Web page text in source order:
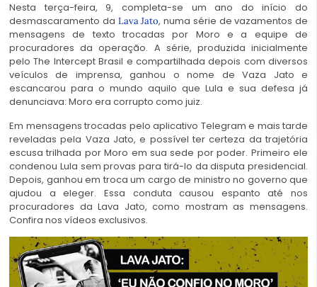
Nesta terça-feira, 9, completa-se um ano do início do
desmascaramento da Lava Jato, numa série de vazamentos de
mensagens de texto trocadas por Moro e a equipe de
procuradores da operação. A série, produzida inicialmente
pelo The Intercept Brasil e compartilhada depois com diversos
veículos de imprensa, ganhou o nome de Vaza Jato e
escancarou para o mundo aquilo que Lula e sua defesa já
denunciava: Moro era corrupto como juiz.
Em mensagens trocadas pelo aplicativo Telegram e mais tarde
reveladas pela Vaza Jato, e possível ter certeza da trajetória
escusa trilhada por Moro em sua sede por poder. Primeiro ele
condenou Lula sem provas para tirá-lo da disputa presidencial.
Depois, ganhou em troca um cargo de ministro no governo que
ajudou a eleger. Essa conduta causou espanto até nos
procuradores da Lava Jato, como mostram as mensagens.
Confira nos vídeos exclusivos.
Tocador
de
vídeo